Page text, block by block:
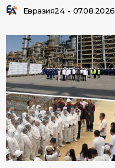
Евразия24 - 07.08.2026